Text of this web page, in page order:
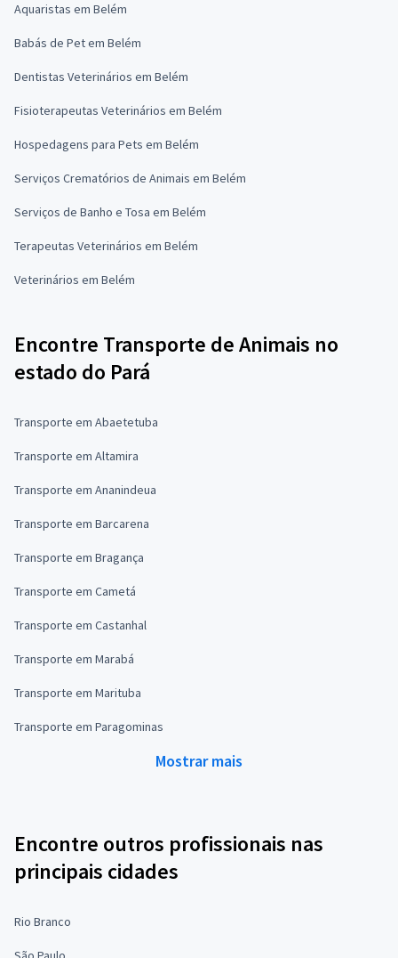
Aquaristas em Belém
Babás de Pet em Belém
Dentistas Veterinários em Belém
Fisioterapeutas Veterinários em Belém
Hospedagens para Pets em Belém
Serviços Crematórios de Animais em Belém
Serviços de Banho e Tosa em Belém
Terapeutas Veterinários em Belém
Veterinários em Belém
Encontre Transporte de Animais no
estado do Pará
Transporte em Abaetetuba
Transporte em Altamira
Transporte em Ananindeua
Transporte em Barcarena
Transporte em Bragança
Transporte em Cametá
Transporte em Castanhal
Transporte em Marabá
Transporte em Marituba
Transporte em Paragominas
Mostrar mais
Encontre outros profissionais nas
principais cidades
Rio Branco